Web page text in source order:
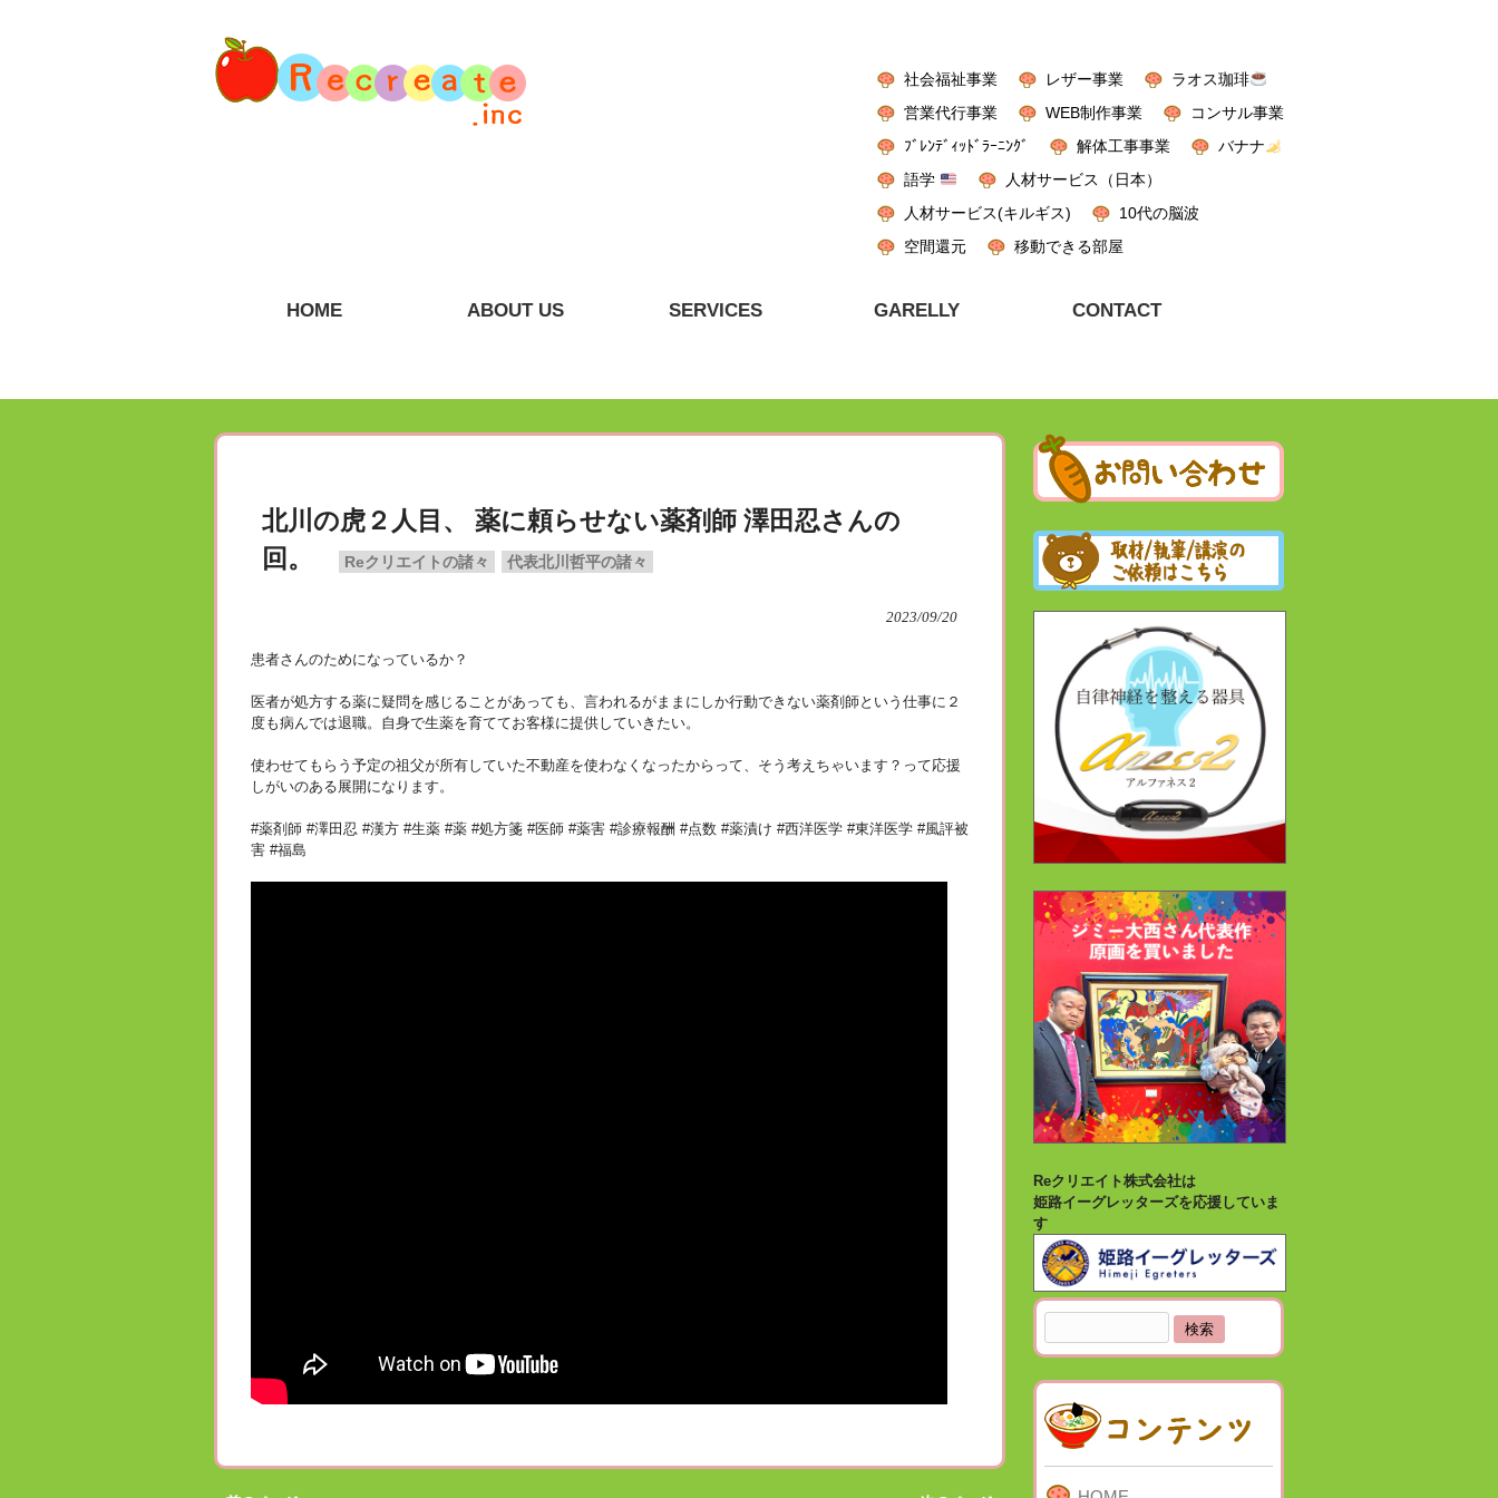
社会福祉事業 レザー事業
ラオス珈琲
営業代行事業
WEB制作事業
コンサル事業
ﾌﾞﾚﾝﾃﾞｨｯﾄﾞﾗｰﾆﾝｸﾞ
解体工事事業
バナナ
語学
人材サービス（日本）
人材サービス(キルギス)
10代の脳波
空間還元
移動できる部屋
HOME ABOUT US SERVICES GARELLY CONTACT
北川の虎２人目、 薬に頼らせない薬剤師 澤田忍さんの
回。
Reクリエイトの諸々 代表北川哲平の諸々
2023/09/20
患者さんのためになっているか？
医者が処方する薬に疑問を感じることがあっても、言われるがままにしか行動できない薬剤師という仕事に２
度も病んでは退職。自身で生薬を育ててお客様に提供していきたい。
使わせてもらう予定の祖父が所有していた不動産を使わなくなったからって、そう考えちゃいます？って応援
しがいのある展開になります。
#薬剤師 #澤田忍 #漢方 #生薬 #薬 #処方箋 #医師 #薬害 #診療報酬 #点数 #薬漬け #西洋医学 #東洋医学 #風評被
害 #福島
Reクリエイト株式会社は
姫路イーグレッターズを応援していま
す
索: